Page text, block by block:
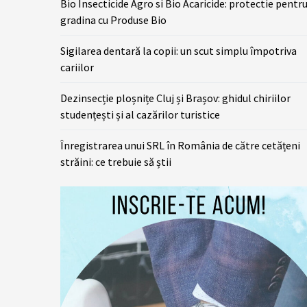
Bio Insecticide Agro si Bio Acaricide: protectie pentru
gradina cu Produse Bio
Sigilarea dentară la copii: un scut simplu împotriva
cariilor
Dezinsecție ploșnițe Cluj și Brașov: ghidul chiriilor
studențești și al cazărilor turistice
Înregistrarea unui SRL în România de către cetățeni
străini: ce trebuie să știi